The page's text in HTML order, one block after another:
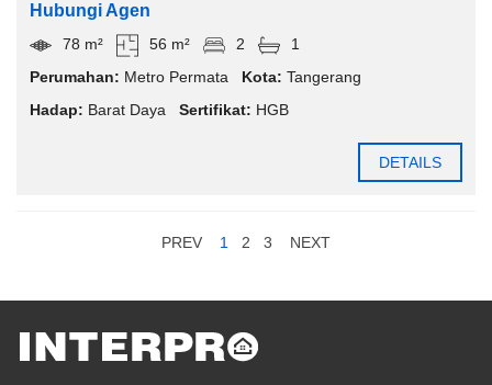
Hubungi Agen
78 m² 56 m² 2
1
Perumahan: Metro Permata Kota: Tangerang
Hadap: Barat Daya Sertifikat: HGB
DETAILS
PREV 1 2 3 NEXT